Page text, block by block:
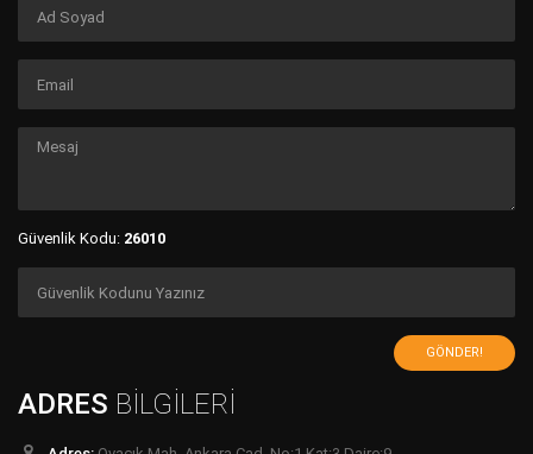
Güvenlik Kodu: 26010
GÖNDER!
ADRES BİLGİLERİ